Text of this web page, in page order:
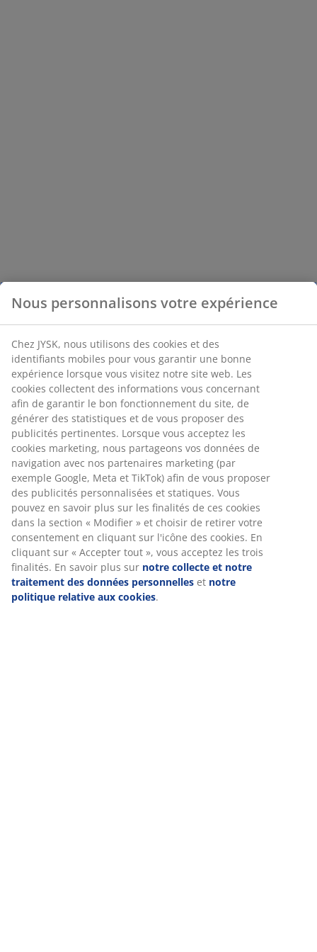
Nous personnalisons votre expérience
Chez JYSK, nous utilisons des cookies et des
identifiants mobiles pour vous garantir une bonne
expérience lorsque vous visitez notre site web. Les
cookies collectent des informations vous concernant
afin de garantir le bon fonctionnement du site, de
générer des statistiques et de vous proposer des
publicités pertinentes. Lorsque vous acceptez les
cookies marketing, nous partageons vos données de
navigation avec nos partenaires marketing (par
exemple Google, Meta et TikTok) afin de vous proposer
des publicités personnalisées et statiques. Vous
pouvez en savoir plus sur les finalités de ces cookies
dans la section « Modifier » et choisir de retirer votre
consentement en cliquant sur l'icône des cookies. En
cliquant sur « Accepter tout », vous acceptez les trois
finalités. En savoir plus sur notre collecte et notre
traitement des données personnelles et notre
politique relative aux cookies.